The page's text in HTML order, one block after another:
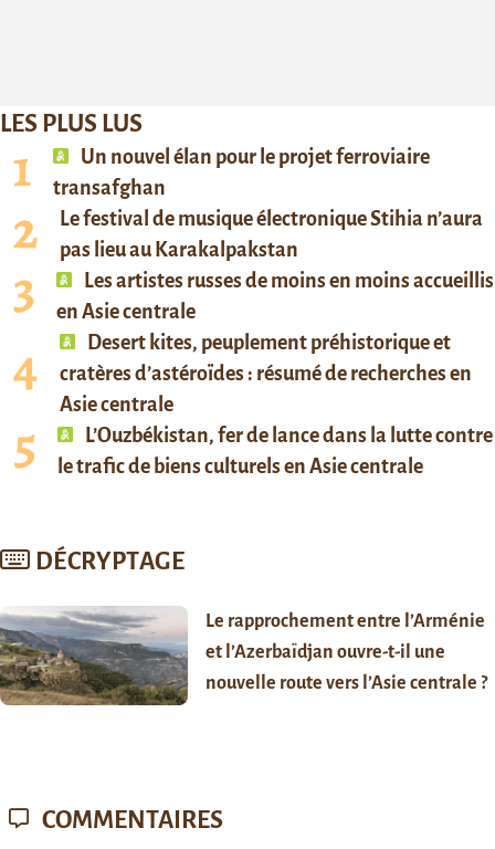
LES PLUS LUS
Un nouvel élan pour le projet ferroviaire
transafghan
Le festival de musique électronique Stihia n’aura
pas lieu au Karakalpakstan
Les artistes russes de moins en moins accueillis
en Asie centrale
Desert kites, peuplement préhistorique et
cratères d’astéroïdes : résumé de recherches en
Asie centrale
L’Ouzbékistan, fer de lance dans la lutte contre
le trafic de biens culturels en Asie centrale
DÉCRYPTAGE
Le rapprochement entre l’Arménie
et l’Azerbaïdjan ouvre-t-il une
nouvelle route vers l’Asie centrale ?
COMMENTAIRES